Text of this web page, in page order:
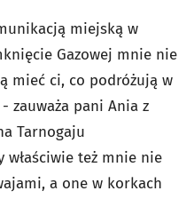
miejską w
Gazowej mnie nie
mieć ci, co podróżują w
zauważa pani Ania z
Tarnogaju
właściwie też mnie nie
a one w korkach